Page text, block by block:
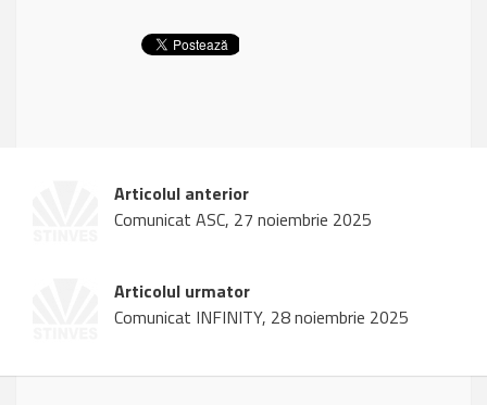
Articolul anterior
Comunicat ASC, 27 noiembrie 2025
Articolul urmator
Comunicat INFINITY, 28 noiembrie 2025